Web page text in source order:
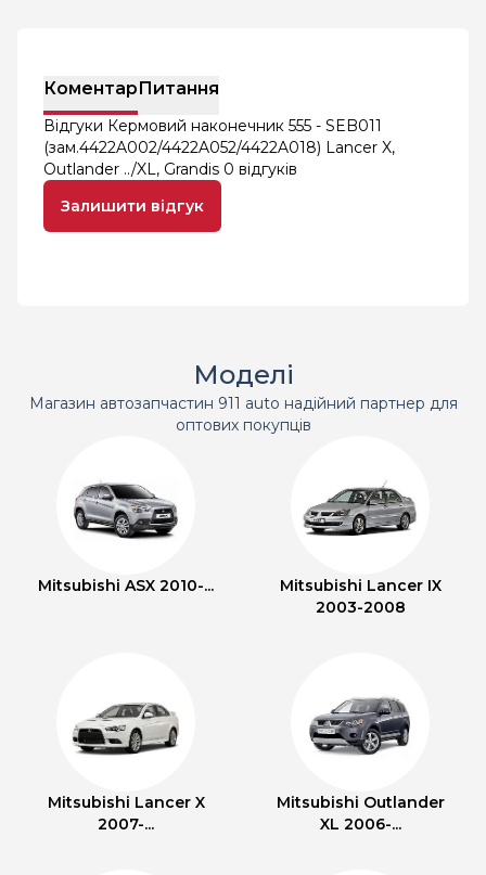
КоментарПитання
Відгуки Кермовий наконечник 555 - SEB011
(зам.4422A002/4422A052/4422A018) Lancer X,
Outlander ../XL, Grandis 0 відгуків
Залишити відгук
Моделі
Магазин автозапчастин 911 auto надійний партнер для
оптових покупців
Mitsubishi ASX 2010-...
Mitsubishi Lancer IX
2003-2008
Mitsubishi Lancer X
2007-...
Mitsubishi Outlander
XL 2006-...